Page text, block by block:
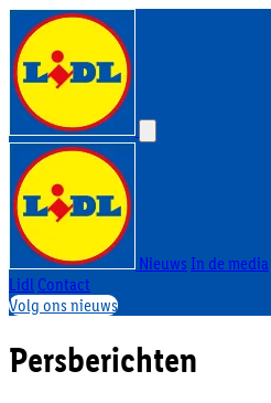
Nieuws In de media
Lidl Contact
Volg ons nieuws
Persberichten